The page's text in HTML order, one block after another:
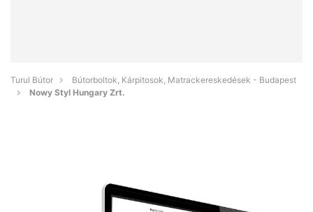
Turul Bútor
Bútorboltok, Kárpitosok, Matrackereskedések - Budapest
Nowy Styl Hungary Zrt.